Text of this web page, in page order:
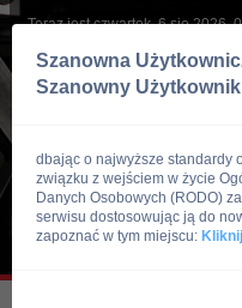
Teraz jest czwartek, 6 sie 2026,
Szanowna
Szanowny
dbając o najwyższe standardy
związku z wejściem w życie
Danych Osobowych (RODO)
serwisu dostosowując ją do
zapoznać w tym miejscu: